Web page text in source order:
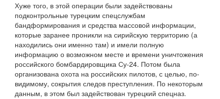
Хуже того, в этой операции были задействованы
подконтрольные турецким спецслужбам
бандформирования и средства массовой информации,
которые заранее проникли на сирийскую территорию (а
находились они именно там) и имели полную
информацию о возможном месте и времени уничтожения
российского бомбардировщика Су-24. Потом была
организована охота на российских пилотов, с целью, по-
видимому, сокрытия следов преступления. По некоторым
данным, в этом был задействован турецкий спецназ.